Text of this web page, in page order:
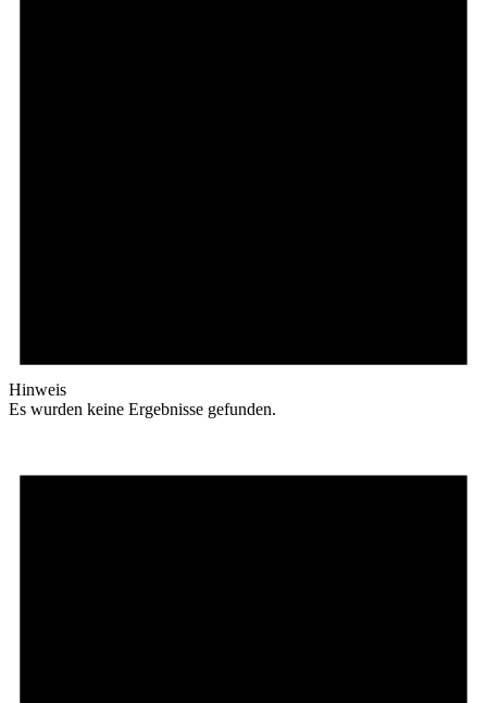
Hinweis
Es wurden keine Ergebnisse gefunden.